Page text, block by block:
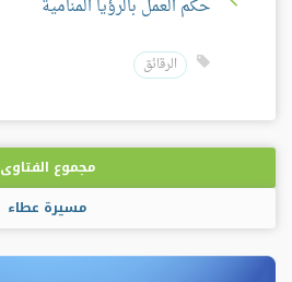
حكم العمل بالرؤيا المنامية
الرقائق
مجموع الفتاوى
مسيرة عطاء